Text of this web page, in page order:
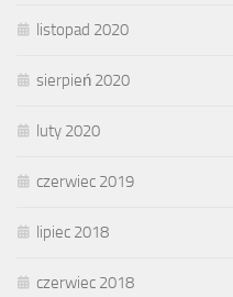
listopad 2020
sierpień 2020
luty 2020
czerwiec 2019
lipiec 2018
czerwiec 2018